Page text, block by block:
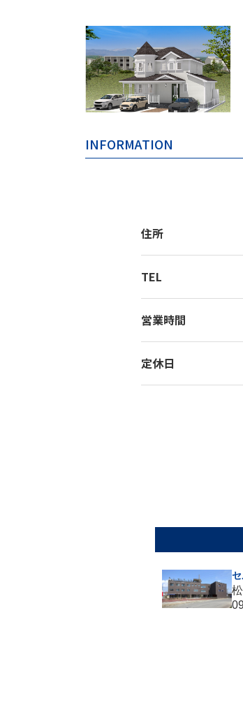
INFORMATION
住所
TEL
営業時間
定休日